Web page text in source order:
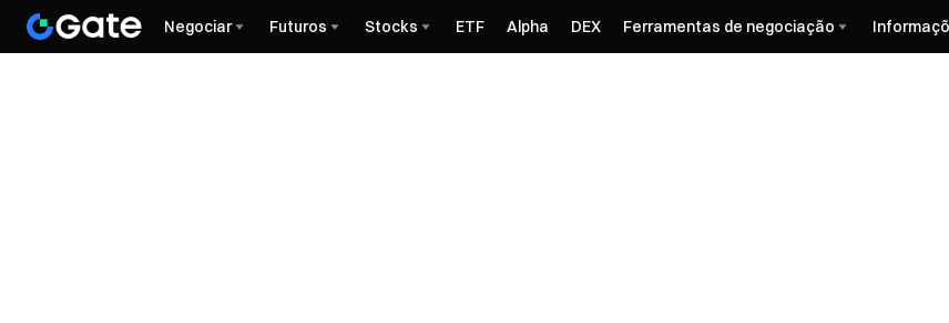
Negociar Futuros Stocks ETF Alpha DEX Ferramentas de negociação